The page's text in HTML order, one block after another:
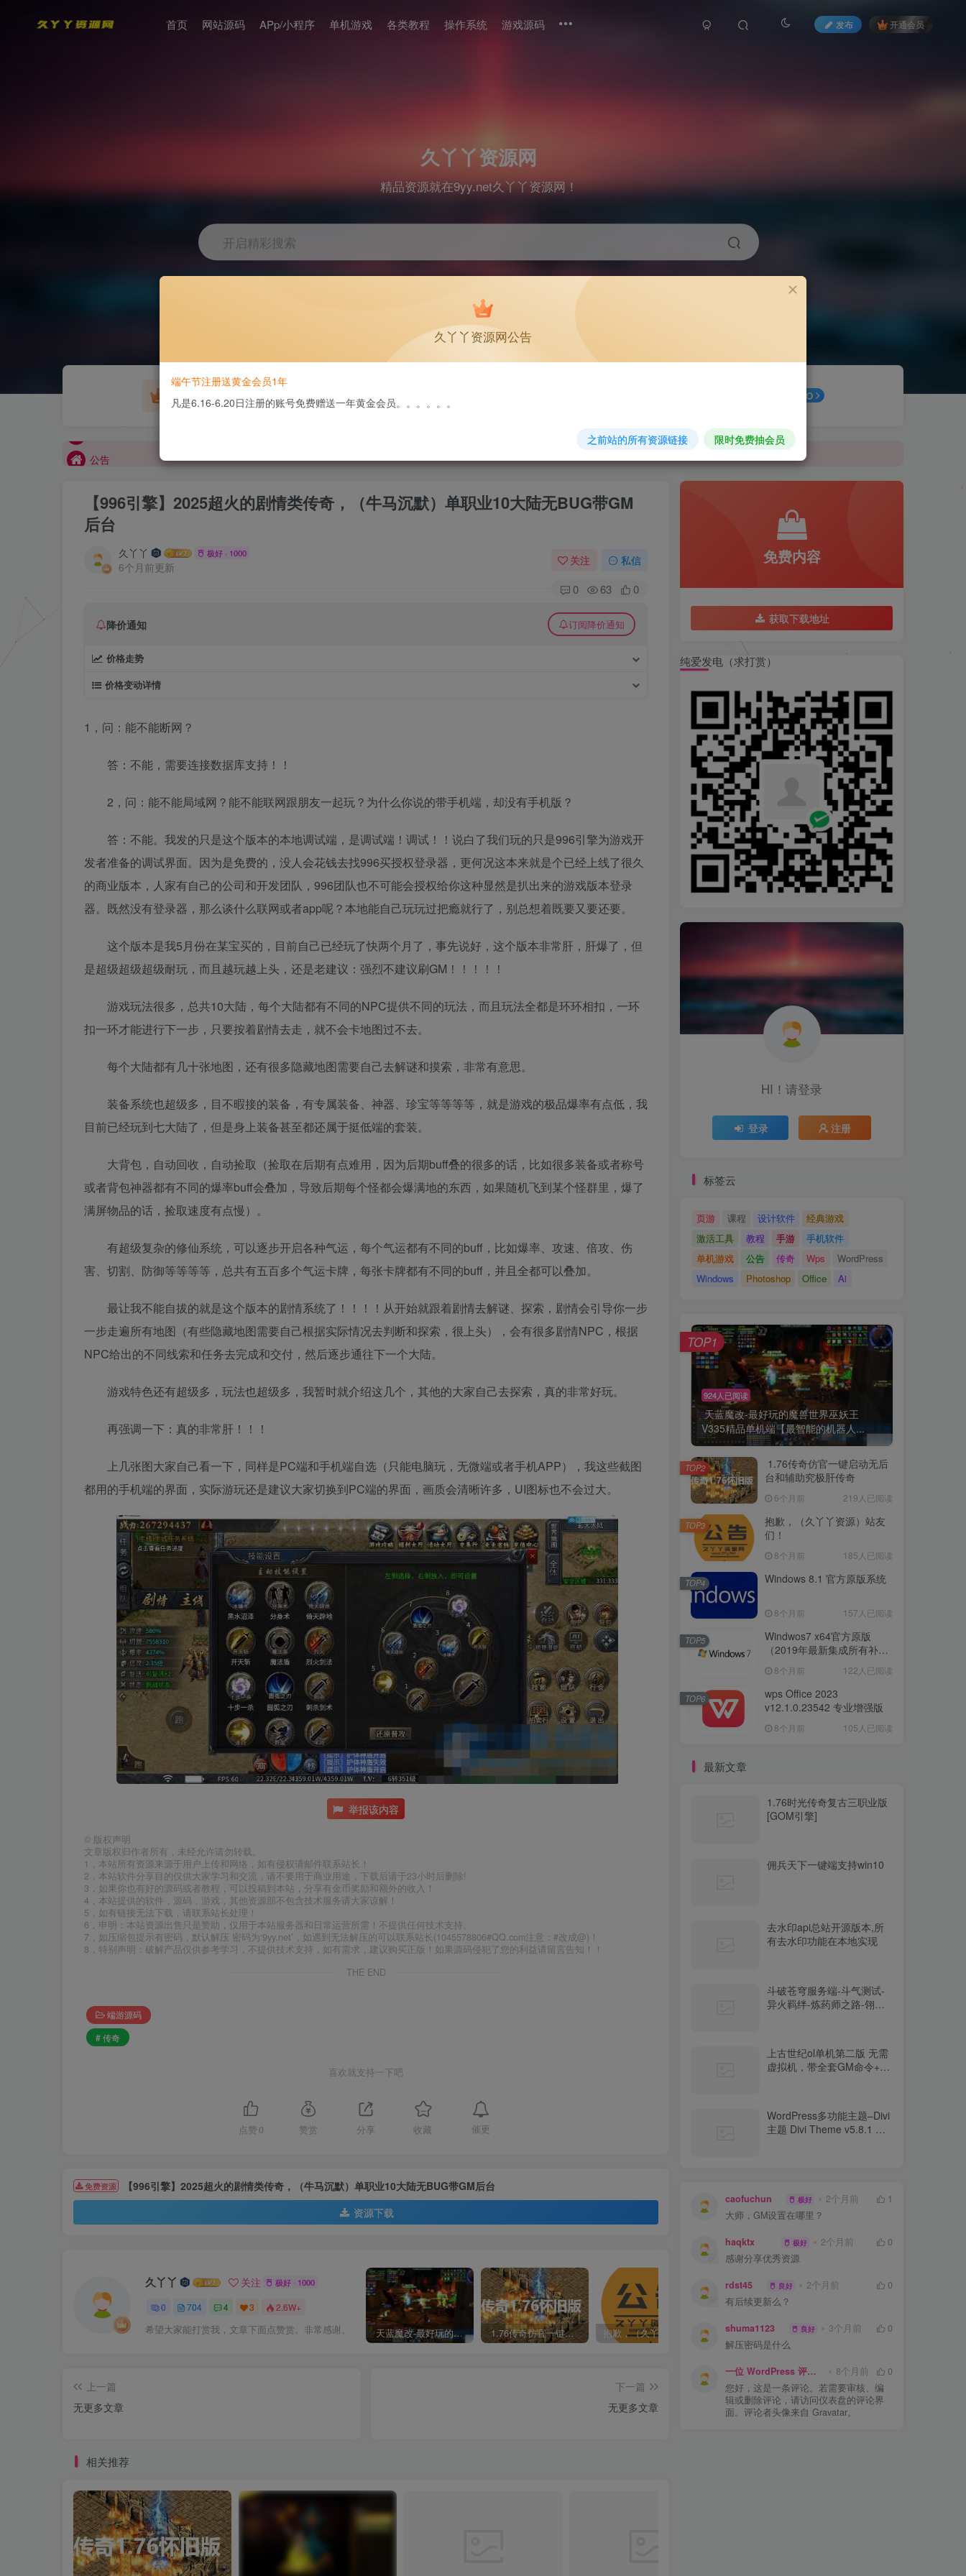
首页 网站源码 APp/小程序 单机游戏 各类教程 操作系统 游戏源码 发布 开通会员
久丫丫资源网
精品资源就在9yy.net久丫丫资源网！
开启精彩搜索
游戏源码 单机游戏 GO
欢迎大家无偿赞助！
欢迎大家无偿赞助！
公告
【996引擎】2025超火的剧情类传奇，（牛马沉默）单职业10大陆无BUG带GM
后台
久丫丫 极好 · 1000
6个月前更新 关注 私信
0 63 0
降价通知 订阅降价通知
价格走势
价格变动详情
1，问：能不能断网？
答：不能，需要连接数据库支持！！
2，问：能不能局域网？能不能联网跟朋友一起玩？为什么你说的带手机端，却没有手机版？
答：不能。我发的只是这个版本的本地调试端，是调试端！调试！！说白了我们玩的只是996引擎为游戏开
发者准备的调试界面。因为是免费的，没人会花钱去找996买授权登录器，更何况这本来就是个已经上线了很久
的商业版本，人家有自己的公司和开发团队，996团队也不可能会授权给你这种显然是扒出来的游戏版本登录
器。既然没有登录器，那么谈什么联网或者app呢？本地能自己玩玩过把瘾就行了，别总想着既要又要还要。
这个版本是我5月份在某宝买的，目前自己已经玩了快两个月了，事先说好，这个版本非常肝，肝爆了，但
是超级超级超级耐玩，而且越玩越上头，还是老建议：强烈不建议刷GM！！！！！
游戏玩法很多，总共10大陆，每个大陆都有不同的NPC提供不同的玩法，而且玩法全都是环环相扣，一环
扣一环才能进行下一步，只要按着剧情去走，就不会卡地图过不去。
每个大陆都有几十张地图，还有很多隐藏地图需要自己去解谜和摸索，非常有意思。
装备系统也超级多，目不暇接的装备，有专属装备、神器、珍宝等等等等，就是游戏的极品爆率有点低，我
目前已经玩到七大陆了，但是身上装备甚至都还属于挺低端的套装。
大背包，自动回收，自动捡取（捡取在后期有点难用，因为后期buff叠的很多的话，比如很多装备或者称号
或者背包神器都有不同的爆率buff会叠加，导致后期每个怪都会爆满地的东西，如果随机飞到某个怪群里，爆了
满屏物品的话，捡取速度有点慢）。
有超级复杂的修仙系统，可以逐步开启各种气运，每个气运都有不同的buff，比如爆率、攻速、倍攻、伤
害、切割、防御等等等等，总共有五百多个气运卡牌，每张卡牌都有不同的buff，并且全都可以叠加。
最让我不能自拔的就是这个版本的剧情系统了！！！！从开始就跟着剧情去解谜、探索，剧情会引导你一步
一步走遍所有地图（有些隐藏地图需要自己根据实际情况去判断和探索，很上头），会有很多剧情NPC，根据
NPC给出的不同线索和任务去完成和交付，然后逐步通往下一个大陆。
游戏特色还有超级多，玩法也超级多，我暂时就介绍这几个，其他的大家自己去探索，真的非常好玩。
再强调一下：真的非常肝！！！
上几张图大家自己看一下，同样是PC端和手机端自选（只能电脑玩，无微端或者手机APP），我这些截图
都用的手机端的界面，实际游玩还是建议大家切换到PC端的界面，画质会清晰许多，UI图标也不会过大。
举报该内容
© 版权声明
文章版权归作者所有，未经允许请勿转载。
1，本站所有资源来源于用户上传和网络，如有侵权请邮件联系站长！
2，本站软件分享目的仅供大家学习和交流，请不要用于商业用途，下载后请于23小时后删除!
3，如果你也有好的源码或者教程，可以投稿到本站，分享有金币奖励和额外的收入！
4，本站提供的软件，源码，游戏，其他资源部不包含技术服务请大家谅解！
5，如有链接无法下载，请联系站长处理！
6，申明：本站资源出售只是赞助，仅用于本站服务器和日常运营所需！不提供任何技术支持。
7，如压缩包提示有密码，默认解压 密码为‘9yy.net’，如遇到无法解压的可以联系站长(1045578806#QQ.com注意：#改成@)！
8，特别声明：破解产品仅供参考学习，不提供技术支持，如有需求，建议购买正版！如果源码侵犯了您的利益请留言告知！！
THE END
端游源码
# 传奇
喜欢就支持一下吧
点赞 0 赞赏 分享 收藏 催更
免费资源
【996引擎】2025超火的剧情类传奇，（牛马沉默）单职业10大陆无BUG带GM后台
资源下载
久丫丫 关注 极好 · 1000
0 704 4 3 2.6W+
希望大家能打赏我，文章下面点赞赏。非常感谢。 天蓝魔改-最好玩的魔兽世界巫妖王V335精品单机端【最智能的机器人】 1.76传奇仿官一键启动无后台和辅助究极肝传奇 Windows 8.1 官方原版系统
上一篇
无更多文章
下一篇
无更多文章
相关推荐
免费内容
获取下载地址
纯爱发电（求打赏）
HI！请登录
登录 注册
标签云
页游 课程 设计软件
经典游戏
激活工具
教程 手游
手机软件
单机游戏
公告 传奇 Wps
WordPress
Windows
Photoshop Office Ai
924人已阅读
天蓝魔改-最好玩的魔兽世界巫妖王
V335精品单机端【最智能的机器人...
TOP1
1.76传奇仿官一键启动无后
台和辅助究极肝传奇
6个月前 219人已阅读
TOP2
抱歉，（久丫丫资源）站友
们！
8个月前 185人已阅读
TOP3
Windows 8.1 官方原版系统
8个月前 157人已阅读
TOP4
Windwos7 x64官方原版
（2019年最新集成所有补丁
8个月前 122人已阅读
TOP5
wps Office 2023
v12.1.0.23542 专业增强版
8个月前 105人已阅读
TOP6
最新文章
1.76时光传奇复古三职业版
[GOM引擎]
佣兵天下一键端支持win10
去水印api总站开源版本,所
有去水印功能在本地实现
斗破苍穹服务端-斗气测试-
异火羁绊-炼药师之路-翎风-
上古世纪ol单机第二版 无需
虚拟机，带全套GM命令+视
WordPress多功能主题–Divi
主题 Divi Theme v5.8.1 破
caofuchun 极好 2个月前
1
大师，GM设置在哪里？
haqktx 极好 2个月前
0
感谢分享优秀资源
rdst45 良好 2个月前
0
有后续更新么？
shuma1123 良好 3个月前
0
解压密码是什么
一位 WordPress 评论者 8个月前
0
您好，这是一条评论。若需要审核、编
辑或删除评论，请访问仪表盘的评论界
面。评论者头像来自 Gravatar。
久丫丫资源网公告
端午节注册送黄金会员1年
凡是6.16-6.20日注册的账号免费赠送一年黄金会员。。。。。。
之前站的所有资源链接 限时免费抽会员